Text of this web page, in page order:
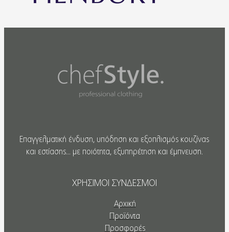
Επαγγελματική ένδυση, υπόδηση και εξοπλισμός κουζίνας
και εστίασης... με ποιότητα, εξυπηρέτηση και έμπνευση.
ΧΡΗΣΙΜΟΙ ΣΥΝΔΕΣΜΟΙ
Αρχική
Προϊόντα
Προσφορές